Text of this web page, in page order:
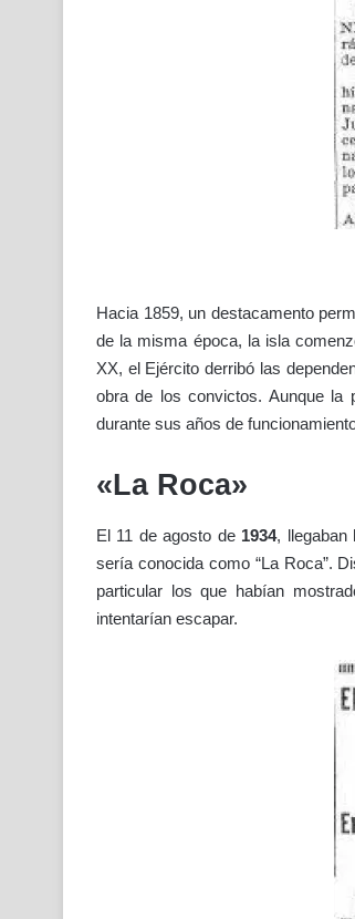
Hacia 1859, un destacamento
de la misma época, la isla
XX, el Ejército derribó las
obra de los convictos. Aunque la
durante sus años de
«La Roca»
El 11 de agosto de 1934, llegaban
sería conocida como “La Roca”.
particular los que habían
intentarían escapar.